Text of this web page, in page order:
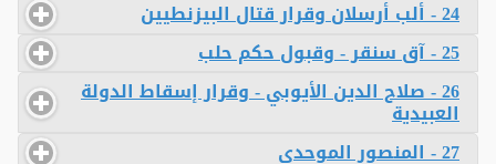
24 - ألب أرسلان وقرار قتال البيزنطيين
25 - آق سنقر - وقبول حكم حلب
26 - صلاح الدين الأيوبي - وقرار إسقاط الدولة
العبيدية
27 - المنصور الموحدي